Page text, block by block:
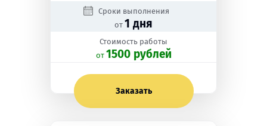
Сроки выполнения
от 1 дня
Стоимость работы
oт 1500 рублей
Заказать